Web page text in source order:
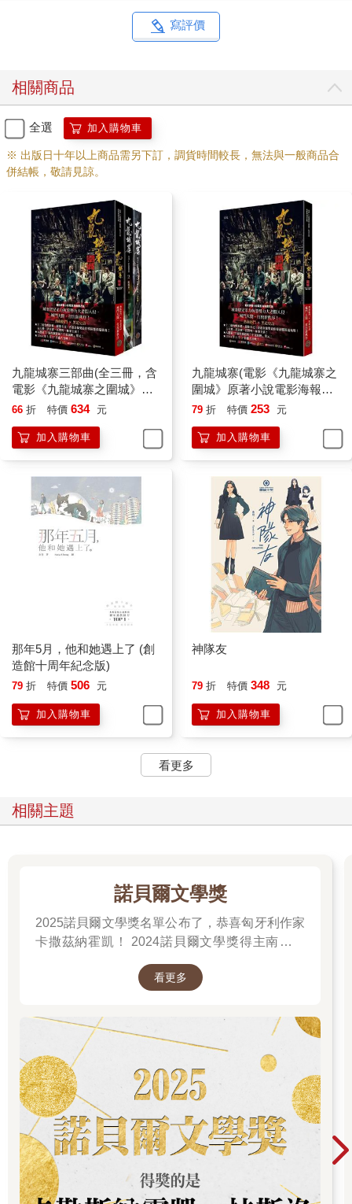
寫評價
相關商品
全選 加入購物車
※ 出版日十年以上商品需另下訂，調貨時間較長，無法與一般商品合
併結帳，敬請見諒。
九龍城寨三部曲(全三冊，含
電影《九龍城寨之圍城》原
著小說電影海報書衣)
66 折 特價 634 元
加入購物車
九龍城寨(電影《九龍城寨之
圍城》原著小說電影海報書
衣版)
79 折 特價 253 元
加入購物車
那年5月，他和她遇上了 (創
造館十周年紀念版)
79 折 特價 506 元
加入購物車
神隊友
79 折 特價 348 元
加入購物車
看更多
相關主題
諾貝爾文學獎
2025諾貝爾文學獎名單公布了，恭喜匈牙利作家
卡撒茲納霍凱！ 2024諾貝爾文學獎得主南韓女
看更多